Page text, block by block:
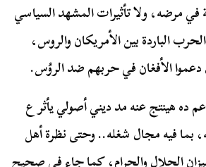
في مرضه، ولا تأثيرات المشهد السياسي
الباردة بين الأمريكان والروس،
دعموا الأفغان في حربهم ضد الروُس.
ده هينتج عنه مد ديني أصولي يأثر ع
بما فيه مجال شغله.. وحتى نظرة أهل